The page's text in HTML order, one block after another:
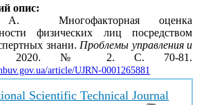
опис:
Многофакторная оценка
физических лиц посредством
знани.Проблемы управления и
2020. № 2. С. 70-81.
article/UJRN-0001265881
Scientific Technical Journal